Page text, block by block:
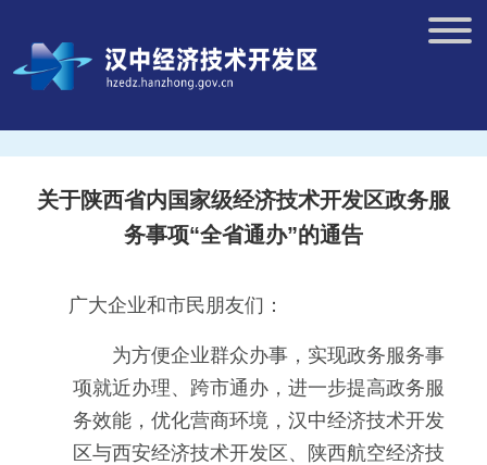
关于陕西省内国家级经济技术开发区政务服
务事项“全省通办”的通告
广大企业和市民朋友们：
为方便企业群众办事，实现政务服务事
项就近办理、跨市通办，进一步提高政务服
务效能，优化营商环境，汉中经济技术开发
区与西安经济技术开发区、陕西航空经济技